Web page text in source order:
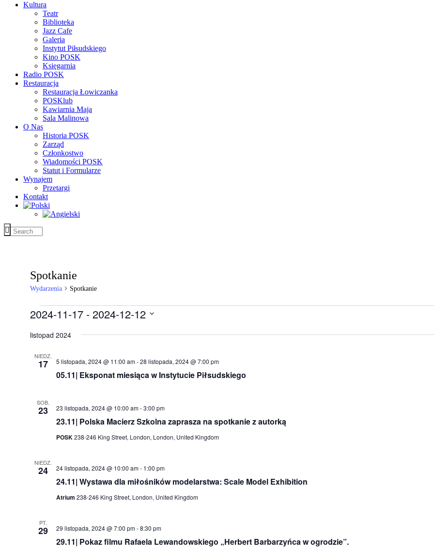
Kultura
Teatr
Biblioteka
Jazz Cafe
Galeria
Instytut Piłsudskiego
Kino POSK
Księgarnia
Radio POSK
Restauracja
Restauracja Łowiczanka
POSKlub
Kawiarnia Maja
Sala Malinowa
O Nas
Historia POSK
Zarząd
Członkostwo
Wiadomości POSK
Statut i Formularze
Wynajem
Przetargi
Kontakt
Spotkanie
Wydarzenia Spotkanie
Wydarzenia
2024-11-17 - 2024-12-12
datę.
listopad 2024
NIEDZ.
17
05.11| Eksponat miesiąca w Instytucie Piłsudskiego
5 listopada, 2024 @ 11:00 am-28 listopada, 2024 @ 7:00 pm
SOB.
23
23.11| Polska Macierz Szkolna zaprasza na spotkanie z autorką
23 listopada, 2024 @ 10:00 am-3:00 pm
POSK238-246 King Street, London, London, United Kingdom
NIEDZ.
24
24.11| Wystawa dla miłośników modelarstwa: Scale Model Exhibition
24 listopada, 2024 @ 10:00 am- 1:00 pm
Atrium 238-246 King Street, London, United Kingdom
PT.
29
29.11| Pokaz filmu Rafaela Lewandowskiego „Herbert Barbarzyńca w ogrodzie”.
29 listopada, 2024 @ 7:00 pm-8:30 pm